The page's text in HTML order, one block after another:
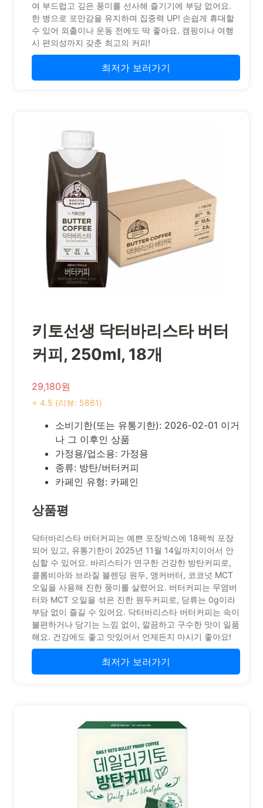
여 부드럽고 깊은 풍미를 선사해 즐기기에 부담 없어요.
한 병으로 포만감을 유지하며 집중력 UP! 손쉽게 휴대할
수 있어 외출이나 운동 전에도 딱 좋아요. 캠핑이나 여행
시 편의성까지 갖춘 최고의 커피!
최저가 보러가기
키토선생 닥터바리스타 버터
커피, 250ml, 18개
29,180원
⭐ 4.5 (리뷰: 5861)
소비기한(또는 유통기한): 2026-02-01 이거
나 그 이후인 상품
가정용/업소용: 가정용
종류: 방탄/버터커피
카페인 유형: 카페인
상품평
닥터바리스타 버터커피는 예쁜 포장박스에 18팩씩 포장
되어 있고, 유통기한이 2025년 11월 14일까지이어서 안
심할 수 있어요. 바리스타가 연구한 건강한 방탄커피로,
콜롬비아와 브라질 블렌딩 원두, 앵커버터, 코코넛 MCT
오일을 사용해 진한 풍미를 살렸어요. 버터커피는 무염버
터와 MCT 오일을 섞은 진한 원두커피로, 당류는 0g이라
부담 없이 즐길 수 있어요. 닥터바리스타 버터커피는 속이
불편하거나 당기는 느낌 없이, 깔끔하고 구수한 맛이 일품
해요. 건강에도 좋고 맛있어서 언제든지 마시기 좋아요!
최저가 보러가기